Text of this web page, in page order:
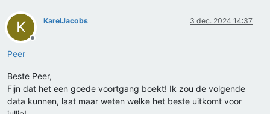
K
Offline
KarelJacobs 3 dec. 2024 14:37
Peer
Beste Peer,
Fijn dat het een goede voortgang boekt! Ik zou de volgende
data kunnen, laat maar weten welke het beste uitkomt voor